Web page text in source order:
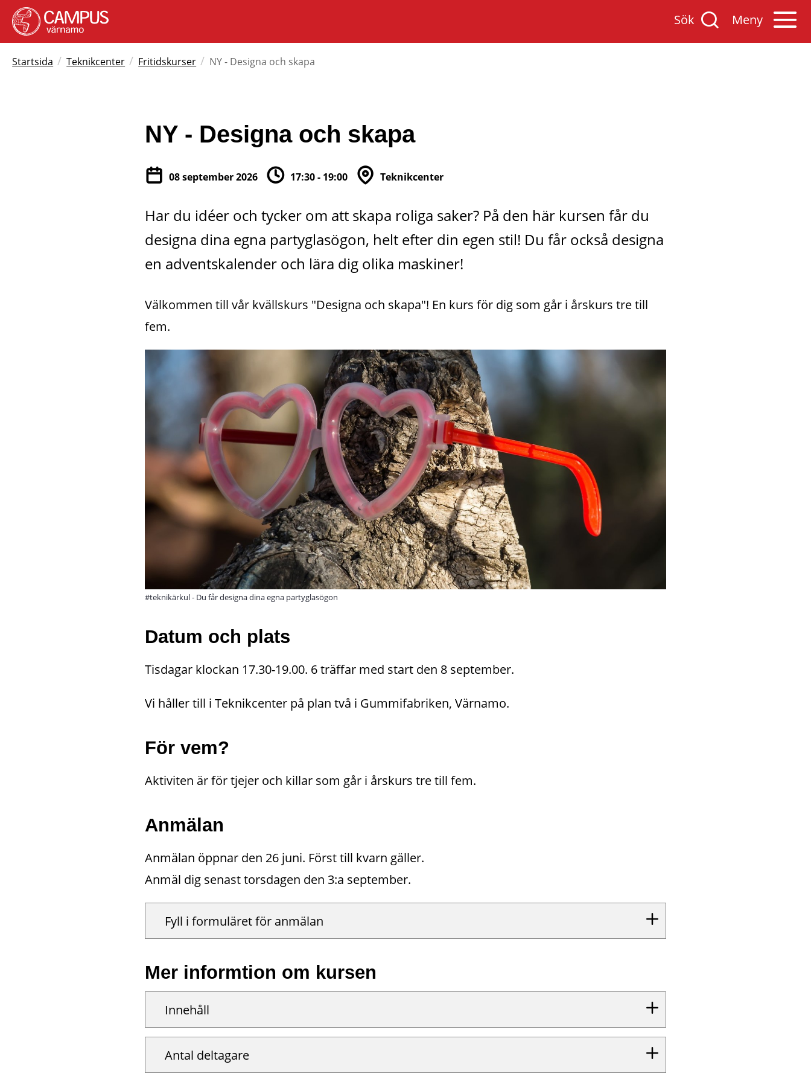
på
Sök
mobilmenyn
Meny
Startsida / Teknikcenter / Fritidskurser / NY - Designa och skapa
NY - Designa och skapa
08 september 2026 17:30 - 19:00 Teknikcenter
Har du idéer och tycker om att skapa roliga saker? På den här kursen får du
designa dina egna partyglasögon, helt efter din egen stil! Du får också designa
en adventskalender och lära dig olika maskiner!
Välkommen till vår kvällskurs "Designa och skapa"! En kurs för dig som går i årskurs tre till
fem.
#teknikärkul - Du får designa dina egna partyglasögon
Datum och plats
Tisdagar klockan 17.30-19.00. 6 träffar med start den 8 september.
Vi håller till i Teknikcenter på plan två i Gummifabriken, Värnamo.
För vem?
Aktiviten är för tjejer och killar som går i årskurs tre till fem.
Anmälan
Anmälan öppnar den 26 juni. Först till kvarn gäller.
Anmäl dig senast torsdagen den 3:a september.
Fyll i formuläret för anmälan
Mer informtion om kursen
Innehåll
Antal deltagare